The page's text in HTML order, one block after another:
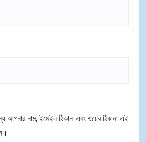
আপনার নাম, ইমেইল ঠিকানা এবং ওয়েব ঠিকানা এই